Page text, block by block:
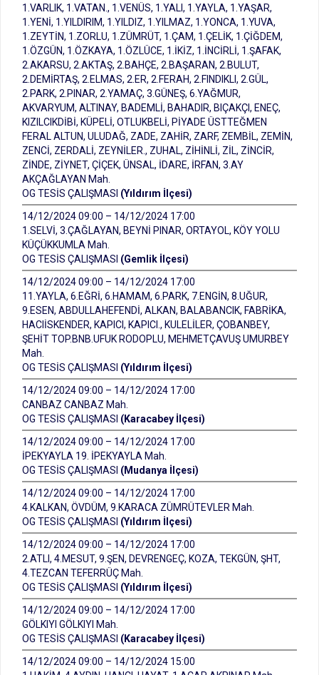
1.VARLIK, 1.VATAN., 1.VENÜS, 1.YALI, 1.YAYLA, 1.YAŞAR,
1.YENİ, 1.YILDIRIM, 1.YILDIZ, 1.YILMAZ, 1.YONCA, 1.YUVA,
1.ZEYTİN, 1.ZORLU, 1.ZÜMRÜT, 1.ÇAM, 1.ÇELİK, 1.ÇİĞDEM,
1.ÖZGÜN, 1.ÖZKAYA, 1.ÖZLÜCE, 1.İKİZ, 1.İNCİRLİ, 1.ŞAFAK,
2.AKARSU, 2.AKTAŞ, 2.BAHÇE, 2.BAŞARAN, 2.BULUT,
2.DEMİRTAŞ, 2.ELMAS, 2.ER, 2.FERAH, 2.FINDIKLI, 2.GÜL,
2.PARK, 2.PINAR, 2.YAMAÇ, 3.GÜNEŞ, 6.YAĞMUR,
AKVARYUM, ALTINAY, BADEMLİ, BAHADIR, BIÇAKÇI, ENEÇ,
KIZILCIKDİBİ, KÜPELİ, OTLUKBELİ, PİYADE ÜSTTEĞMEN
FERAL ALTUN, ULUDAĞ, ZADE, ZAHİR, ZARF, ZEMBİL, ZEMİN,
ZENCİ, ZERDALİ, ZEYNİLER., ZUHAL, ZİHİNLİ, ZİL, ZİNCİR,
ZİNDE, ZİYNET, ÇİÇEK, ÜNSAL, İDARE, İRFAN, 3.AY
AKÇAĞLAYAN Mah.
OG TESİS ÇALIŞMASI (Yıldırım İlçesi)
14/12/2024 09:00 – 14/12/2024 17:00
1.SELVİ, 3.ÇAĞLAYAN, BEYNİ PINAR, ORTAYOL, KÖY YOLU
KÜÇÜKKUMLA Mah.
OG TESİS ÇALIŞMASI (Gemlik İlçesi)
14/12/2024 09:00 – 14/12/2024 17:00
11.YAYLA, 6.EĞRİ, 6.HAMAM, 6.PARK, 7.ENGİN, 8.UĞUR,
9.ESEN, ABDULLAHEFENDİ, ALKAN, BALABANCIK, FABRİKA,
HACIİSKENDER, KAPICI, KAPICI., KULELİLER, ÇOBANBEY,
ŞEHİT TOP.BNB.UFUK RODOPLU, MEHMETÇAVUŞ UMURBEY
Mah.
OG TESİS ÇALIŞMASI (Yıldırım İlçesi)
14/12/2024 09:00 – 14/12/2024 17:00
CANBAZ CANBAZ Mah.
OG TESİS ÇALIŞMASI (Karacabey İlçesi)
14/12/2024 09:00 – 14/12/2024 17:00
İPEKYAYLA 19. İPEKYAYLA Mah.
OG TESİS ÇALIŞMASI (Mudanya İlçesi)
14/12/2024 09:00 – 14/12/2024 17:00
4.KALKAN, ÖVDÜM, 9.KARACA ZÜMRÜTEVLER Mah.
OG TESİS ÇALIŞMASI (Yıldırım İlçesi)
14/12/2024 09:00 – 14/12/2024 17:00
2.ATLI, 4.MESUT, 9.ŞEN, DEVRENGEÇ, KOZA, TEKGÜN, ŞHT,
4.TEZCAN TEFERRÜÇ Mah.
OG TESİS ÇALIŞMASI (Yıldırım İlçesi)
14/12/2024 09:00 – 14/12/2024 17:00
GÖLKIYI GÖLKIYI Mah.
OG TESİS ÇALIŞMASI (Karacabey İlçesi)
14/12/2024 09:00 – 14/12/2024 15:00